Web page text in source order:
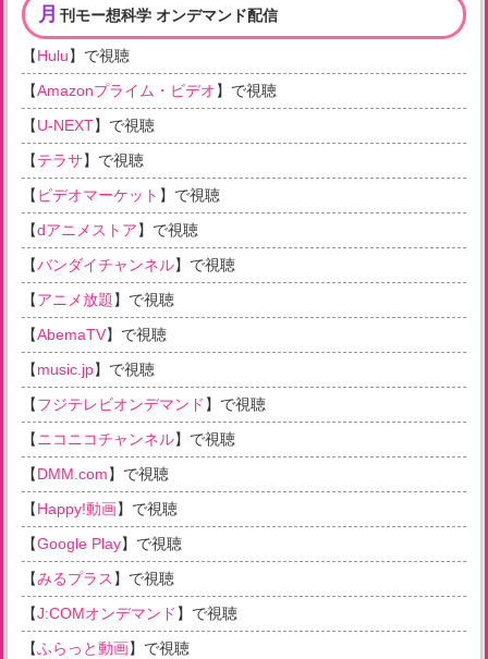
月 刊モー想科学 オンデマンド配信
【Hulu】で視聴
【Amazonプライム・ビデオ】で視聴
【U-NEXT】で視聴
【テラサ】で視聴
【 ビデオマーケット 】で視聴
【dアニメストア】で視聴
【バンダイチャンネル】で視聴
【アニメ放題】で視聴
【AbemaTV】で視聴
【music.jp】で視聴
【フジテレビオンデマンド 】で視聴
【ニコニコチャンネル】で視聴
【DMM.com】で視聴
【Happy!動画】で視聴
【Google Play】で視聴
【みるプラス 】で視聴
【J:COMオンデマンド 】で視聴
【ふらっと動画】で視聴